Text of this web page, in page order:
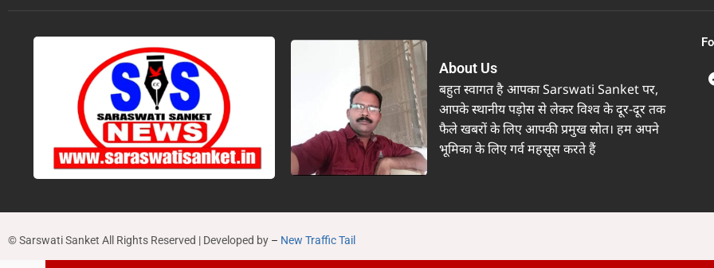
About Us
बहुत स्वागत है आपका Sarswati Sanket पर,
आपके स्थानीय पड़ोस से लेकर विश्व के दूर-दूर तक
फैले खबरों के लिए आपकी प्रमुख स्रोत। हम अपने
भूमिका के लिए गर्व महसूस करते हैं
© Sarswati Sanket All Rights Reserved | Developed by – New Traffic Tail